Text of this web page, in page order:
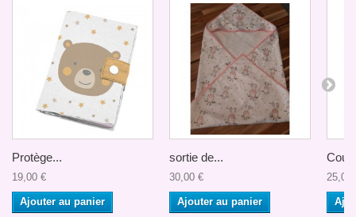
Protège...
19,00 €
Ajouter au panier
sortie de...
30,00 €
Ajouter au panier
25,00